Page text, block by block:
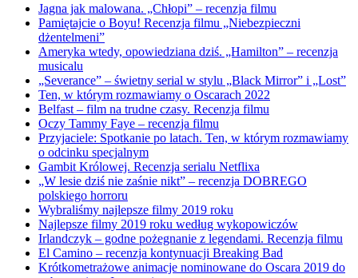
Jagna jak malowana. „Chłopi” – recenzja filmu
Pamiętajcie o Boyu! Recenzja filmu „Niebezpieczni
dżentelmeni”
Ameryka wtedy, opowiedziana dziś. „Hamilton” – recenzja
musicalu
„Severance” – świetny serial w stylu „Black Mirror” i „Lost”
Ten, w którym rozmawiamy o Oscarach 2022
Belfast – film na trudne czasy. Recenzja filmu
Oczy Tammy Faye – recenzja filmu
Przyjaciele: Spotkanie po latach. Ten, w którym rozmawiamy
o odcinku specjalnym
Gambit Królowej. Recenzja serialu Netflixa
„W lesie dziś nie zaśnie nikt” – recenzja DOBREGO
polskiego horroru
Wybraliśmy najlepsze filmy 2019 roku
Najlepsze filmy 2019 roku według wykopowiczów
Irlandczyk – godne pożegnanie z legendami. Recenzja filmu
El Camino – recenzja kontynuacji Breaking Bad
Krótkometrażowe animacje nominowane do Oscara 2019 do